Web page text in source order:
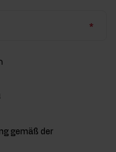
gemäß der